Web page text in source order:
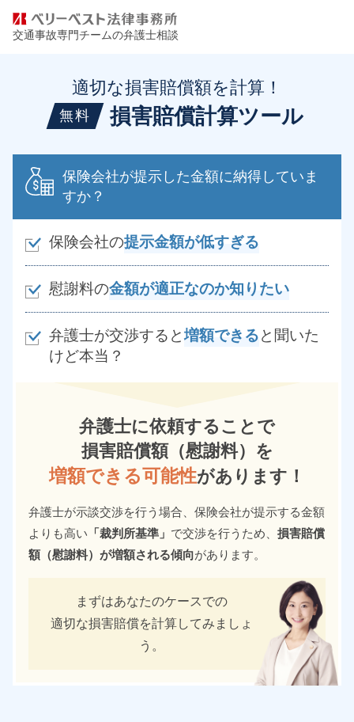
交通事故専門チームの弁護士相談
適切な損害賠償額を計算！
無料 損害賠償計算ツール
保険会社が提示した金額に納得していま
すか？
保険会社の提示金額が低すぎる
慰謝料の金額が適正なのか知りたい
弁護士が交渉すると増額できると聞いた
けど本当？
弁護士に依頼することで
損害賠償額（慰謝料）を
増額できる可能性があります！
弁護士が示談交渉を行う場合、保険会社が提示する金額
よりも高い 「裁判所基準」 で交渉を行うため、 損害賠償
額（慰謝料）が増額される傾向があります。
まずはあなたのケースでの
適切な損害賠償を計算してみましょ
う。